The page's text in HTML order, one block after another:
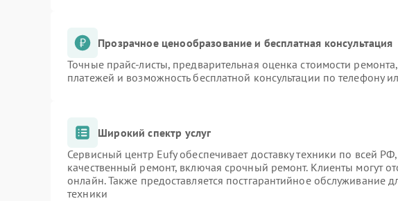
Прозрачное ценообразование и бесплатная консультация
Точные прайс-листы, предварительная оценка стоимости
платежей и возможность бесплатной консультации по телефону
Широкий спектр услуг
Сервисный центр Eufy обеспечивает доставку техники по всей
качественный ремонт, включая срочный ремонт. Клиенты могут
онлайн. Также предоставляется постгарантийное обслуживание
техники